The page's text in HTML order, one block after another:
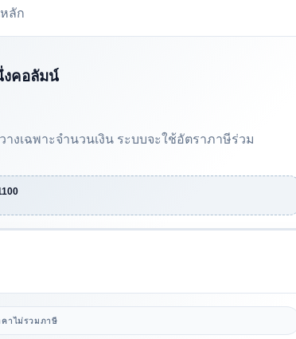
ลัก
งคอลัมน์
างเฉพาะจำนวนเงิน ระบบจะใช้อัตราภาษีร่วม
คาไม่รวมภาษี